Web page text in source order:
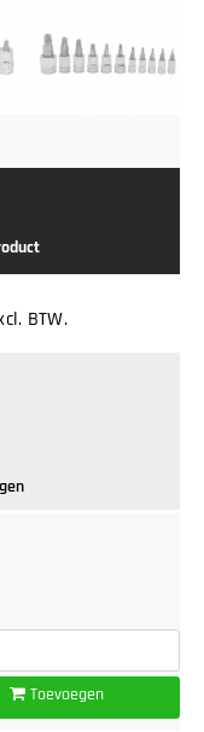
BTW.
Toevoegen